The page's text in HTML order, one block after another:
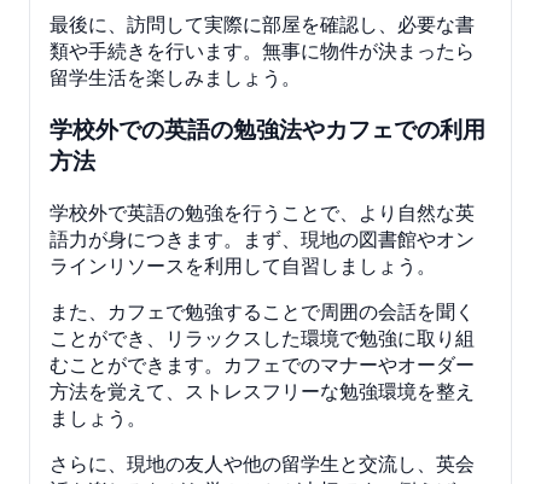
最後に、訪問して実際に部屋を確認し、必要な書
類や手続きを行います。無事に物件が決まったら
留学生活を楽しみましょう。
学校外での英語の勉強法やカフェでの利用
方法
学校外で英語の勉強を行うことで、より自然な英
語力が身につきます。まず、現地の図書館やオン
ラインリソースを利用して自習しましょう。
また、カフェで勉強することで周囲の会話を聞く
ことができ、リラックスした環境で勉強に取り組
むことができます。カフェでのマナーやオーダー
方法を覚えて、ストレスフリーな勉強環境を整え
ましょう。
さらに、現地の友人や他の留学生と交流し、英会